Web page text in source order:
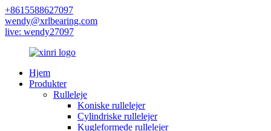
+8615588627097
wendy@xrlbearing.com
live: wendy27097
Hjem
Produkter
Rulleleje
Koniske rullelejer
Cylindriske rullelejer
Kugleformede rullelejer